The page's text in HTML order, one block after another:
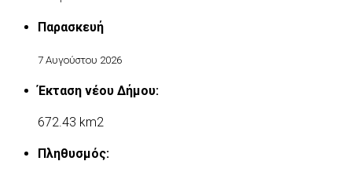
Παρασκευή
7 Αυγούστου 2026
Έκταση νέου Δήμου:
672.43 km2
Πληθυσμός: